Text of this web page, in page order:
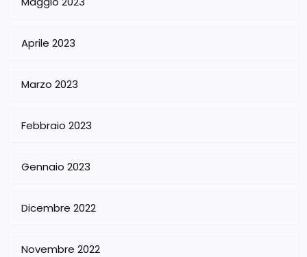
Aprile 2023
Marzo 2023
Febbraio 2023
Gennaio 2023
Dicembre 2022
Novembre 2022